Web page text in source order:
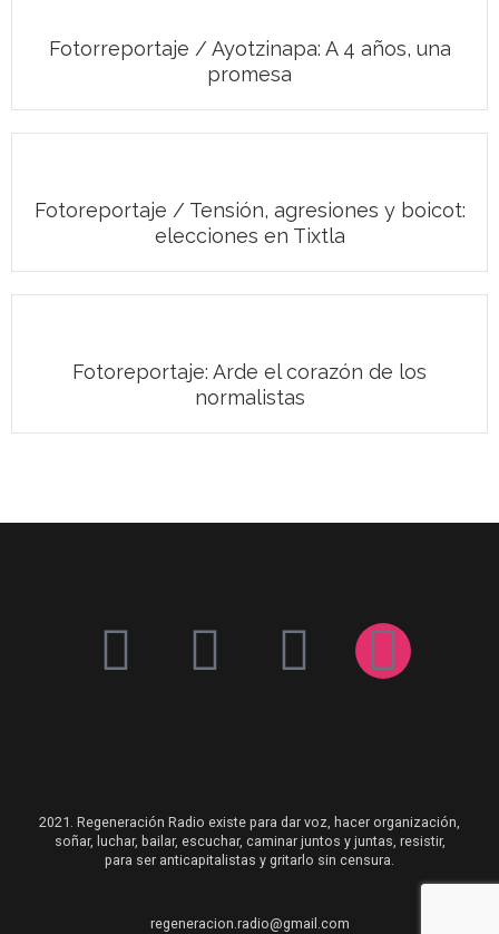
Fotorreportaje / Ayotzinapa: A 4 años, una
promesa
Fotoreportaje / Tensión, agresiones y boicot:
elecciones en Tixtla
Fotoreportaje: Arde el corazón de los
normalistas
2021. Regeneración Radio existe para dar voz, hacer organización,
soñar, luchar, bailar, escuchar, caminar juntos y juntas, resistir,
para ser anticapitalistas y gritarlo sin censura.
regeneracion.radio@gmail.com